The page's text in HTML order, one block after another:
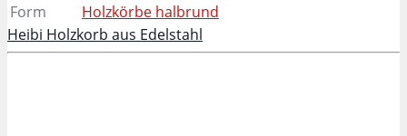
Form
Holzkörbe halbrund
Heibi Holzkorb aus Edelstahl